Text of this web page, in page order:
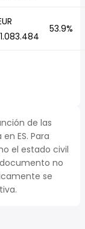
53.9%
de las
ES. Para
el estado civil
no
se